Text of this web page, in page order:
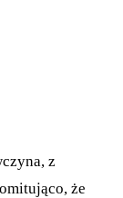
z
że